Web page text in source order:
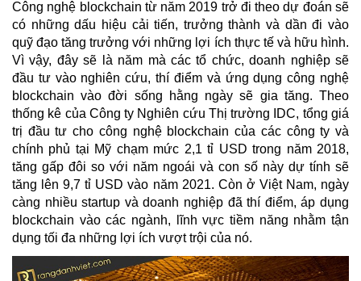
Công nghệ blockchain từ năm 2019 trở đi theo dự đoán sẽ
có những dấu hiệu cải tiến, trưởng thành và dần đi vào
quỹ đạo tăng trưởng với những lợi ích thực tế và hữu hình.
Vì vậy, đây sẽ là năm mà các tổ chức, doanh nghiệp sẽ
đầu tư vào nghiên cứu, thí điểm và ứng dụng công nghệ
blockchain vào đời sống hằng ngày sẽ gia tăng. Theo
thống kê của Công ty Nghiên cứu Thị trường IDC, tổng giá
trị đầu tư cho công nghệ blockchain của các công ty và
chính phủ tại Mỹ chạm mức 2,1 tỉ USD trong năm 2018,
tăng gấp đôi so với năm ngoái và con số này dự tính sẽ
tăng lên 9,7 tỉ USD vào năm 2021. Còn ở Việt Nam, ngày
càng nhiều startup và doanh nghiệp đã thí điểm, áp dụng
blockchain vào các ngành, lĩnh vực tiềm năng nhằm tận
dụng tối đa những lợi ích vượt trội của nó.